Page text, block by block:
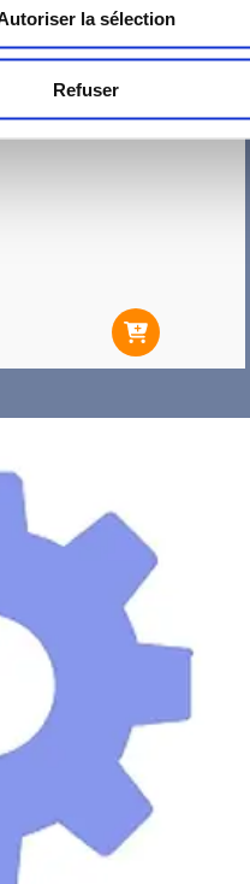
la sélection
Refuser
: CHAMBRE 2